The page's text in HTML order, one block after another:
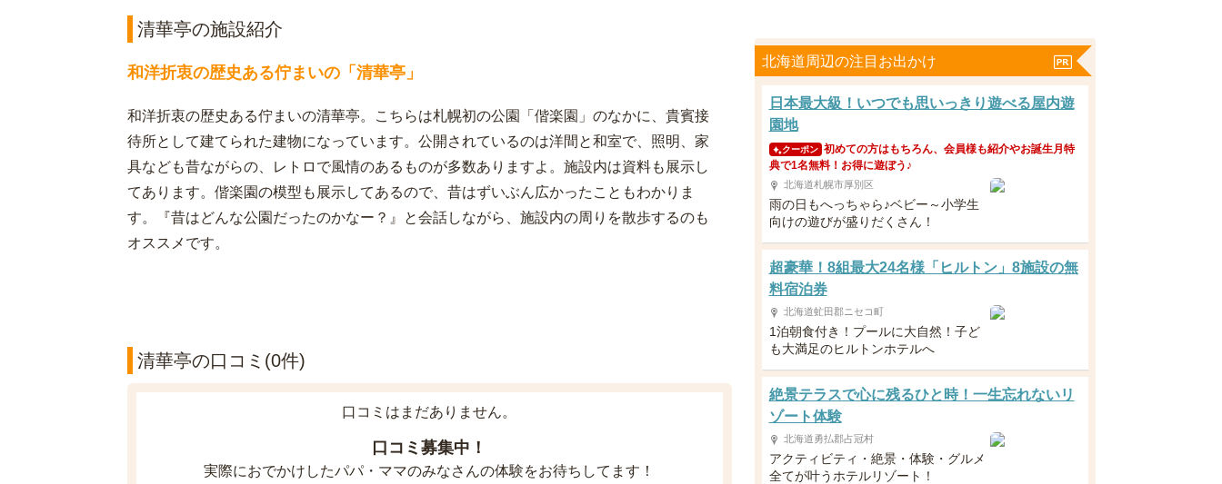
清華亭の施設紹介
和洋折衷の歴史ある佇まいの「清華亭」
和洋折衷の歴史ある佇まいの清華亭。こちらは札幌初の公園「偕楽園」のなかに、貴賓接
待所として建てられた建物になっています。公開されているのは洋間と和室で、照明、家
具なども昔ながらの、レトロで風情のあるものが多数ありますよ。施設内は資料も展示し
てあります。偕楽園の模型も展示してあるので、昔はずいぶん広かったこともわかりま
す。『昔はどんな公園だったのかなー？』と会話しながら、施設内の周りを散歩するのも
オススメです。
清華亭の口コミ(0件)
口コミはまだありません。
口コミ募集中！
実際におでかけしたパパ・ママのみなさんの体験をお待ちしてます！
北海道周辺の注目お出かけ
日本最大級！いつでも思いっきり遊べる屋内遊
園地
クーポン 初めての方はもちろん、会員様も紹介やお誕生月特
典で1名無料！お得に遊ぼう♪
北海道札幌市厚別区
雨の日もへっちゃら♪ベビー～小学生
向けの遊びが盛りだくさん！
超豪華！8組最大24名様「ヒルトン」8施設の無
料宿泊券
北海道虻田郡ニセコ町
1泊朝食付き！プールに大自然！子ど
も大満足のヒルトンホテルへ
絶景テラスで心に残るひと時！一生忘れないリ
ゾート体験
北海道勇払郡占冠村
アクティビティ・絶景・体験・グルメ
全てが叶うホテルリゾート！